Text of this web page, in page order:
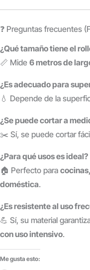
❓ Preguntas frecuentes
¿Qué tamaño tiene el
📏 Mide 6 metros de
¿Es adecuado para
💧 Depende de la
¿Se puede cortar a
✂️ Sí, se puede cortar
¿Para qué usos es ideal?
🏠 Perfecto para
doméstica.
¿Es resistente al uso
💪 Sí, su material
con uso intensivo.
Me gusta esto: